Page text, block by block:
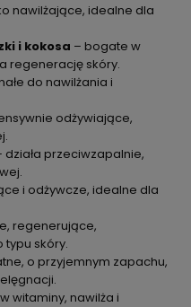
nawilżające, idealne dla
i kokosa – bogate w
regenerację skóry.
do nawilżania i
odżywiające,
działa przeciwzapalnie,
i odżywcze, idealne dla
regenerujące,
skóry.
o przyjemnym zapachu,
witaminy, nawilża i